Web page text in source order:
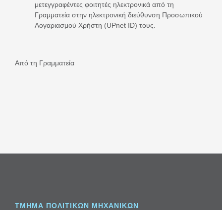
μετεγγραφέντες φοιτητές ηλεκτρονικά από τη
Γραμματεία στην ηλεκτρονική διεύθυνση Προσωπικού
Λογαριασμού Χρήστη (UPnet ID) τους.
Από τη Γραμματεία
ΤΜΗΜΑ ΠΟΛΙΤΙΚΩΝ ΜΗΧΑΝΙΚΩΝ